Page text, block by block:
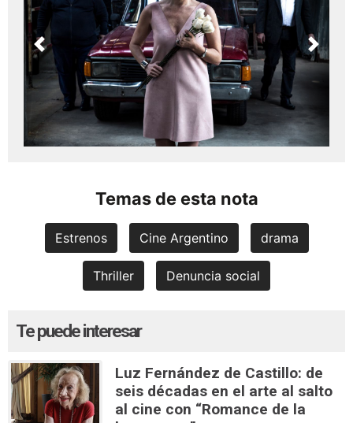
Previous Next
Temas de esta nota
Estrenos Cine Argentino drama
Thriller Denuncia social
Te puede interesar
Luz Fernández de Castillo: de
seis décadas en el arte al salto
al cine con “Romance de la